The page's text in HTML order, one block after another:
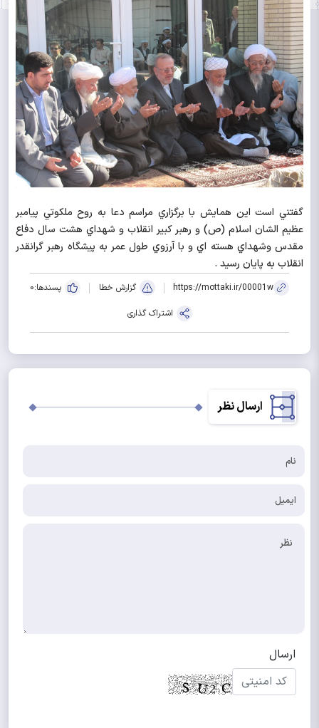
گفتني است اين همايش با برگزاري مراسم دعا به روح ملكوتي پيامبر
عظيم الشان اسلام (ص) و رهبر كبير انقلاب و شهداي هشت سال دفاع
مقدس وشهداي هسته اي و با آرزوي طول عمر به پيشگاه رهبر گرانقدر
انقلاب به پايان رسيد .
https://mottaki.ir/00001w گزارش خطا پسندها:0
اشتراک گذاری
ارسال نظر